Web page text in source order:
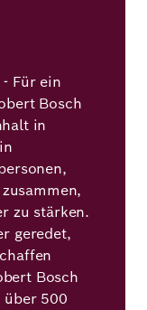
Für ein
Bosch
in
zu stärken.
geredet,
Bosch
über 500